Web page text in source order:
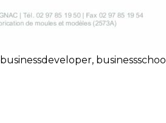
businessdeveloper, businessschool